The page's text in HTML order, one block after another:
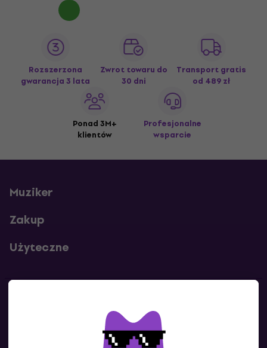
Rozszerzona
gwarancja 3 lata
Zwrot towaru do
30 dni
Transport gratis
od 489 zł
Ponad 3M+
klientów
Profesjonalne
wsparcie
Muziker
Zakup
Użyteczne
Skontaktuj się z nami